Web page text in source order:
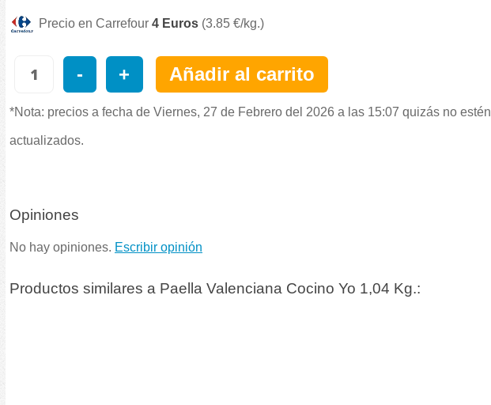
Precio en Carrefour 4 Euros (3.85 €/kg.)
- + Añadir al carrito
*Nota: precios a fecha de Viernes, 27 de Febrero del 2026 a las 15:07 quizás no estén
actualizados.
Opiniones
No hay opiniones. Escribir opinión
Productos similares a Paella Valenciana Cocino Yo 1,04 Kg.: